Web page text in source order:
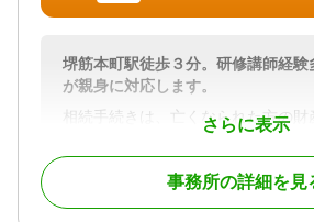
さらに表示
堺筋本町駅徒歩３分。研修講師経験
が親身に対応します。
相続手続きは、亡くなられた方の財
の数や関係その他様々な状況によっ
自身でされてもそれほど難しくない
ば、専門職が関与しないと難しかっ
ごとに対応方法が異なります。
事務所の詳細を見